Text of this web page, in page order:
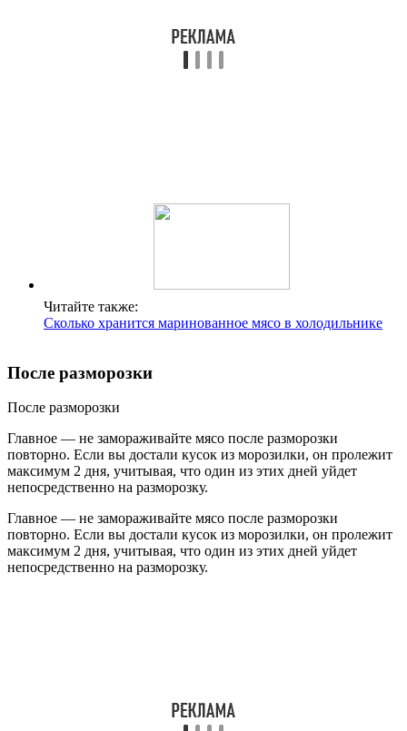
Читайте также:
Сколько хранится маринованное мясо в холодильнике
После разморозки
После разморозки
Главное — не замораживайте мясо после разморозки
повторно. Если вы достали кусок из морозилки, он пролежит
максимум 2 дня, учитывая, что один из этих дней уйдет
непосредственно на разморозку.
Главное — не замораживайте мясо после разморозки
повторно. Если вы достали кусок из морозилки, он пролежит
максимум 2 дня, учитывая, что один из этих дней уйдет
непосредственно на разморозку.